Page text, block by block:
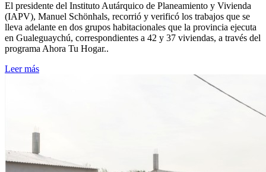
El presidente del Instituto Autárquico de Planeamiento y Vivienda
(IAPV), Manuel Schönhals, recorrió y verificó los trabajos que se
lleva adelante en dos grupos habitacionales que la provincia ejecuta
en Gualeguaychú, correspondientes a 42 y 37 viviendas, a través del
programa Ahora Tu Hogar..
Leer más